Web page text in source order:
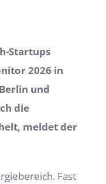
Startups
2026 in
und
die
meldet der
Fast